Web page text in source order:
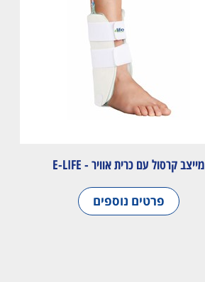
מייצב קרסול עם כרית אוויר - E-LIFE
פרטים נוספים